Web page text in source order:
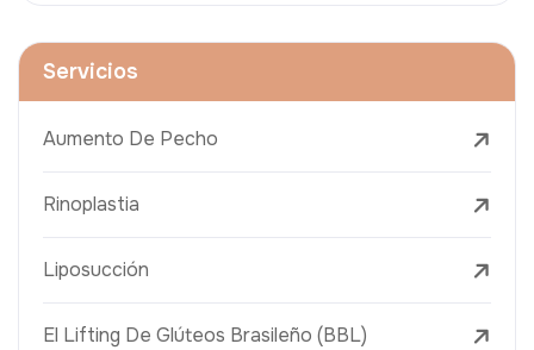
Servicios
Aumento De Pecho
Rinoplastia
Liposucción
El Lifting De Glúteos Brasileño (BBL)